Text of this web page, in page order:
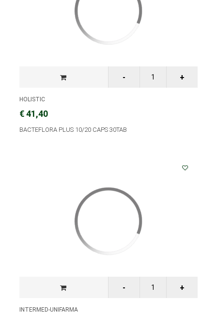
HOLISTIC
€ 41,40
BACTEFLORA PLUS 10/20 CAPS 30TAB
INTERMED-UNIFARMA